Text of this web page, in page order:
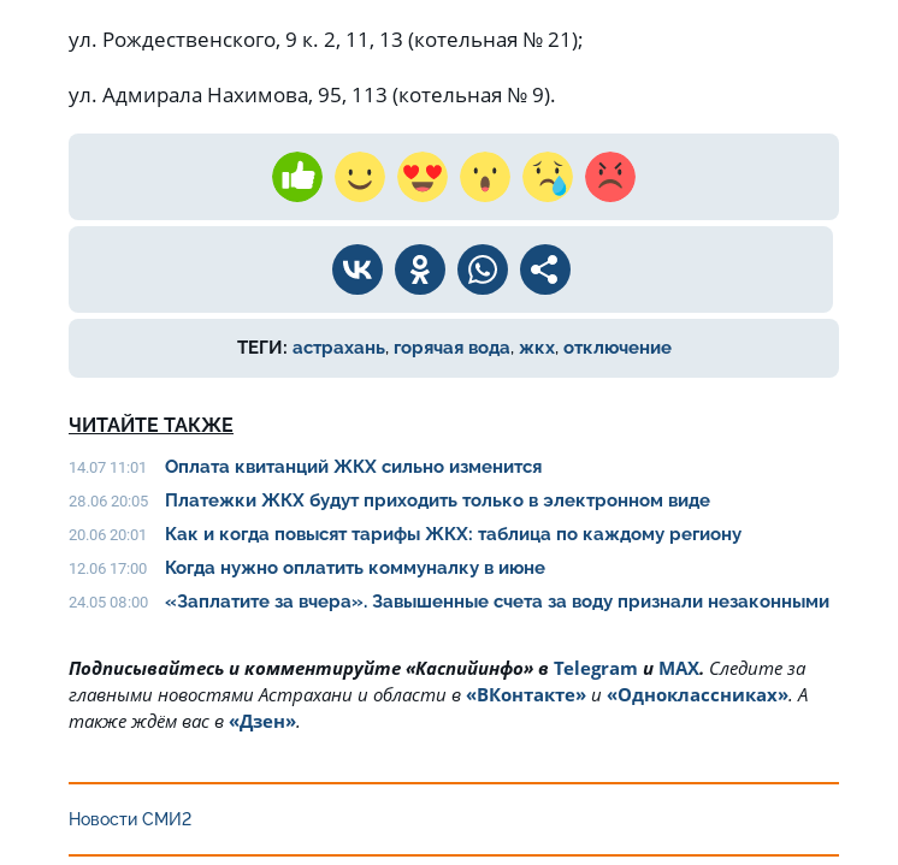
ул. Рождественского, 9 к. 2, 11, 13 (котельная № 21);
ул. Адмирала Нахимова, 95, 113 (котельная № 9).
ТЕГИ: астрахань, горячая вода, жкх, отключение
ЧИТАЙТЕ ТАКЖЕ
14.07 11:01 Оплата квитанций ЖКХ сильно изменится
28.06 20:05 Платежки ЖКХ будут приходить только в электронном виде
20.06 20:01 Как и когда повысят тарифы ЖКХ: таблица по каждому региону
12.06 17:00 Когда нужно оплатить коммуналку в июне
24.05 08:00 «Заплатите за вчера». Завышенные счета за воду признали незаконными
Подписывайтесь и комментируйте «Каспийинфо» в Telegram и MAX. Cледите за
главными новостями Астрахани и области в «ВКонтакте» и «Одноклассниках». А
также ждём вас в «Дзен».
Новости СМИ2